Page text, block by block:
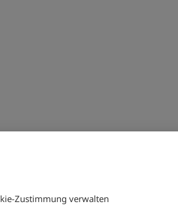
Zustimmung verwalten
Internet- und allgemeiner Handel
Produkten rundum Training,
in unseremÖsterreich